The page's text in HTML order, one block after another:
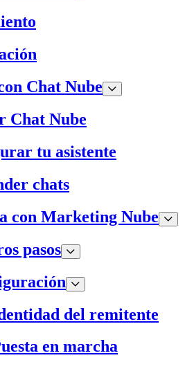
Chat Nube
Chat Nube
tu asistente
chats
con Marketing Nube
pasos
del remitente
en marcha